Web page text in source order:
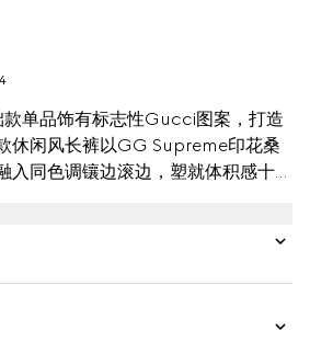
单品饰有标志性Gucci图案，打造
休闲风长裤以GG Supreme印花桑
入同色调镶边滚边，塑就体积感十足